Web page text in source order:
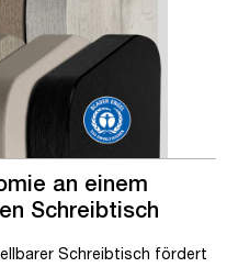
an einem
Schreibtisch
Schreibtisch fördert